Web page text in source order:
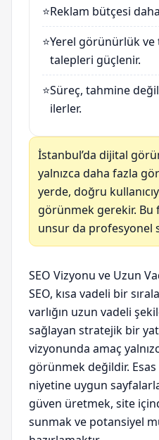
⭐Reklam bütçesi
⭐Yerel görünürlük
talepleri güçlenir.
⭐Süreç, tahmine
ilerler.
İstanbul’da dijital
yalnızca daha fazla
yerde, doğru
görünmek gerekir. Bu
unsur da profesyonel
SEO Vizyonu ve Uzun
SEO, kısa vadeli bir
varlığın uzun vadeli
sağlayan stratejik bir
vizyonunda amaç
görünmek değildir. Esas
niyetine uygun
güven üretmek, site
sunmak ve potansiyel